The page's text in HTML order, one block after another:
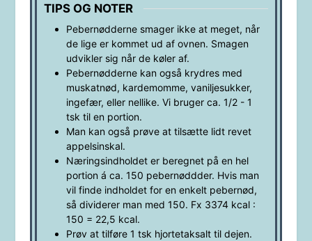
TIPS OG NOTER
Pebernødderne smager ikke at meget, når
de lige er kommet ud af ovnen. Smagen
udvikler sig når de køler af.
Pebernødderne kan også krydres med
muskatnød, kardemomme, vaniljesukker,
ingefær, eller nellike. Vi bruger ca. 1/2 - 1
tsk til en portion.
Man kan også prøve at tilsætte lidt revet
appelsinskal.
Næringsindholdet er beregnet på en hel
portion á ca. 150 pebernøddder. Hvis man
vil finde indholdet for en enkelt pebernød,
så dividerer man med 150. Fx 3374 kcal :
150 = 22,5 kcal.
Prøv at tilføre 1 tsk hjortetaksalt til dejen.